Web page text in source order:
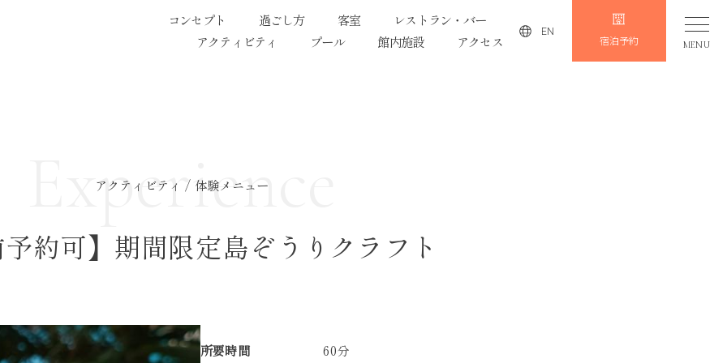
コンセプト 過ごし方 客室
レストラン・バー
アクティビティ
プール 館内施設 アクセス
EN
宿泊予約 MENU
Experience
アクティビティ / 体験メニュー
約可】期間限定島ぞうりクラフト
所要時間 60分